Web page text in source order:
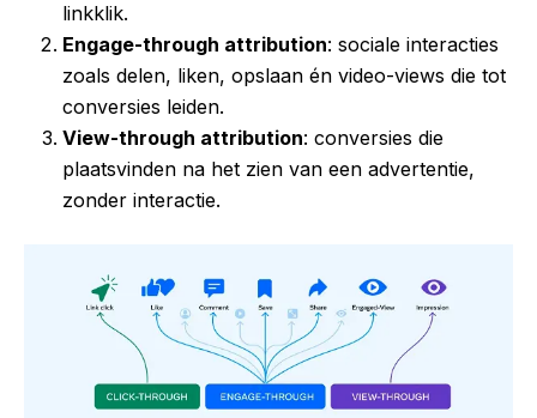
linkklik.
Engage-through attribution: sociale interacties
zoals delen, liken, opslaan én video-views die tot
conversies leiden.
View-through attribution: conversies die
plaatsvinden na het zien van een advertentie,
zonder interactie.